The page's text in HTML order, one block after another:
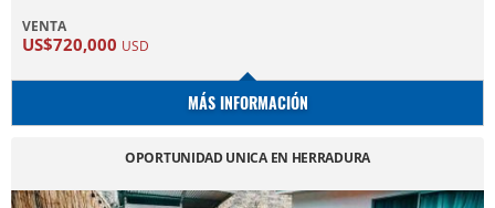
VENTA
US$720,000 USD
MÁS INFORMACIÓN
OPORTUNIDAD UNICA EN HERRADURA